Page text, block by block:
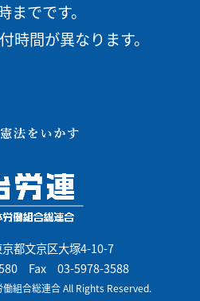
までです。
時間が異なります。
都文京区大塚4-10-7
Fax 03-5978-3588
組合総連合 All Rights Reserved.